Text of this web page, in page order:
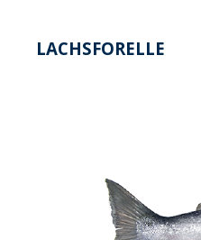
LACHSFORELLE